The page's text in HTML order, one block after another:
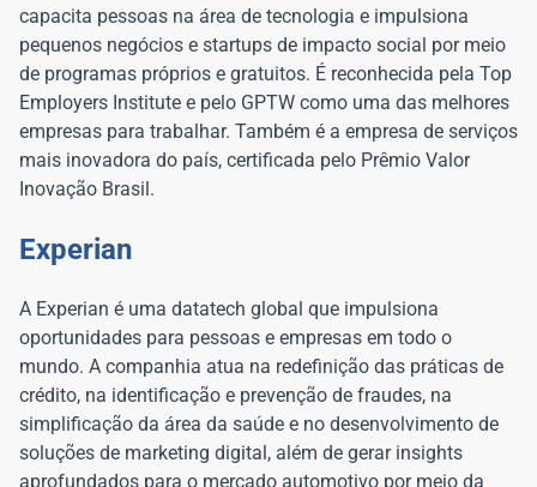
capacita pessoas na área de tecnologia e impulsiona
pequenos negócios e startups de impacto social por meio
de programas próprios e gratuitos. É reconhecida pela Top
Employers Institute e pelo GPTW como uma das melhores
empresas para trabalhar. Também é a empresa de serviços
mais inovadora do país, certificada pelo Prêmio Valor
Inovação Brasil.
Experian
A Experian é uma datatech global que impulsiona
oportunidades para pessoas e empresas em todo o
mundo. A companhia atua na redefinição das práticas de
crédito, na identificação e prevenção de fraudes, na
simplificação da área da saúde e no desenvolvimento de
soluções de marketing digital, além de gerar insights
aprofundados para o mercado automotivo por meio da